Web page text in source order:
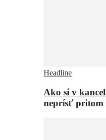
Headline
Ako si v
neprísť pritom